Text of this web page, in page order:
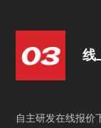
线
自主研发在线报价